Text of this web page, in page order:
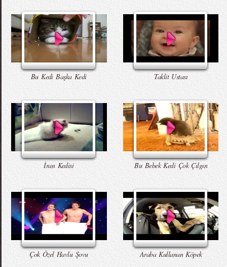
Bu Kedi Başka Kedi Taklit Ustası
İran Kedisi Bu Bebek Kedi Çok Çılgın
Çok Özel Havlu Şovu Araba Kullanan Köpek